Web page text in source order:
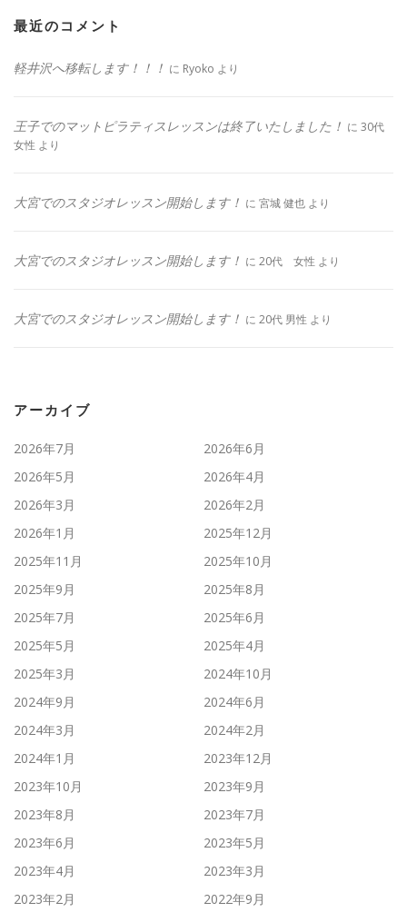
最近のコメント
軽井沢へ移転します！！！ に Ryoko より
王子でのマットピラティスレッスンは終了いたしました！ に 30代
女性 より
大宮でのスタジオレッスン開始します！ に 宮城 健也 より
大宮でのスタジオレッスン開始します！ に 20代 女性 より
大宮でのスタジオレッスン開始します！ に 20代 男性 より
アーカイブ
2026年7月
2026年6月
2026年5月
2026年4月
2026年3月
2026年2月
2026年1月
2025年12月
2025年11月
2025年10月
2025年9月
2025年8月
2025年7月
2025年6月
2025年5月
2025年4月
2025年3月
2024年10月
2024年9月
2024年6月
2024年3月
2024年2月
2024年1月
2023年12月
2023年10月
2023年9月
2023年8月
2023年7月
2023年6月
2023年5月
2023年4月
2023年3月
2023年2月
2022年9月